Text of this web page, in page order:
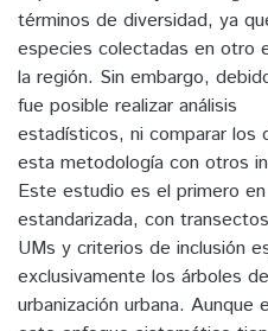
términos de diversidad, ya
especies colectadas en otro
la región. Sin embargo,
fue posible realizar análisis
estadísticos, ni comparar los
esta metodología con otros
Este estudio es el primero
estandarizada, con
UMs y criterios de inclusión
exclusivamente los árboles
urbanización urbana. Aunque